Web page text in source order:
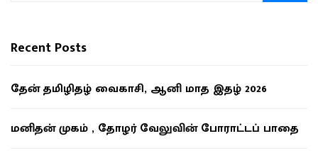
Recent Posts
தேன் தமிழிதழ் வைகாசி, ஆனி மாத இதழ் 2026
மனிதன் முகம் , தோழர் வேலுவின் போராட்டப் பாதை